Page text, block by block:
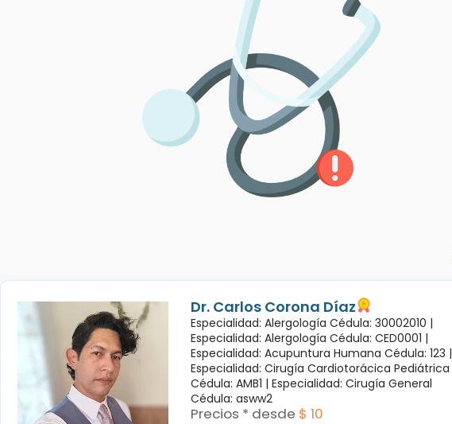
Dr. Carlos Corona Díaz
Especialidad: Alergología Cédula: 30002010 |
Especialidad: Alergología Cédula: CED0001 |
Especialidad: Acupuntura Humana Cédula: 123 |
Especialidad: Cirugía Cardiotorácica Pediátrica
Cédula: AMB1 | Especialidad: Cirugía General
Cédula: asww2
Precios * desde $ 10